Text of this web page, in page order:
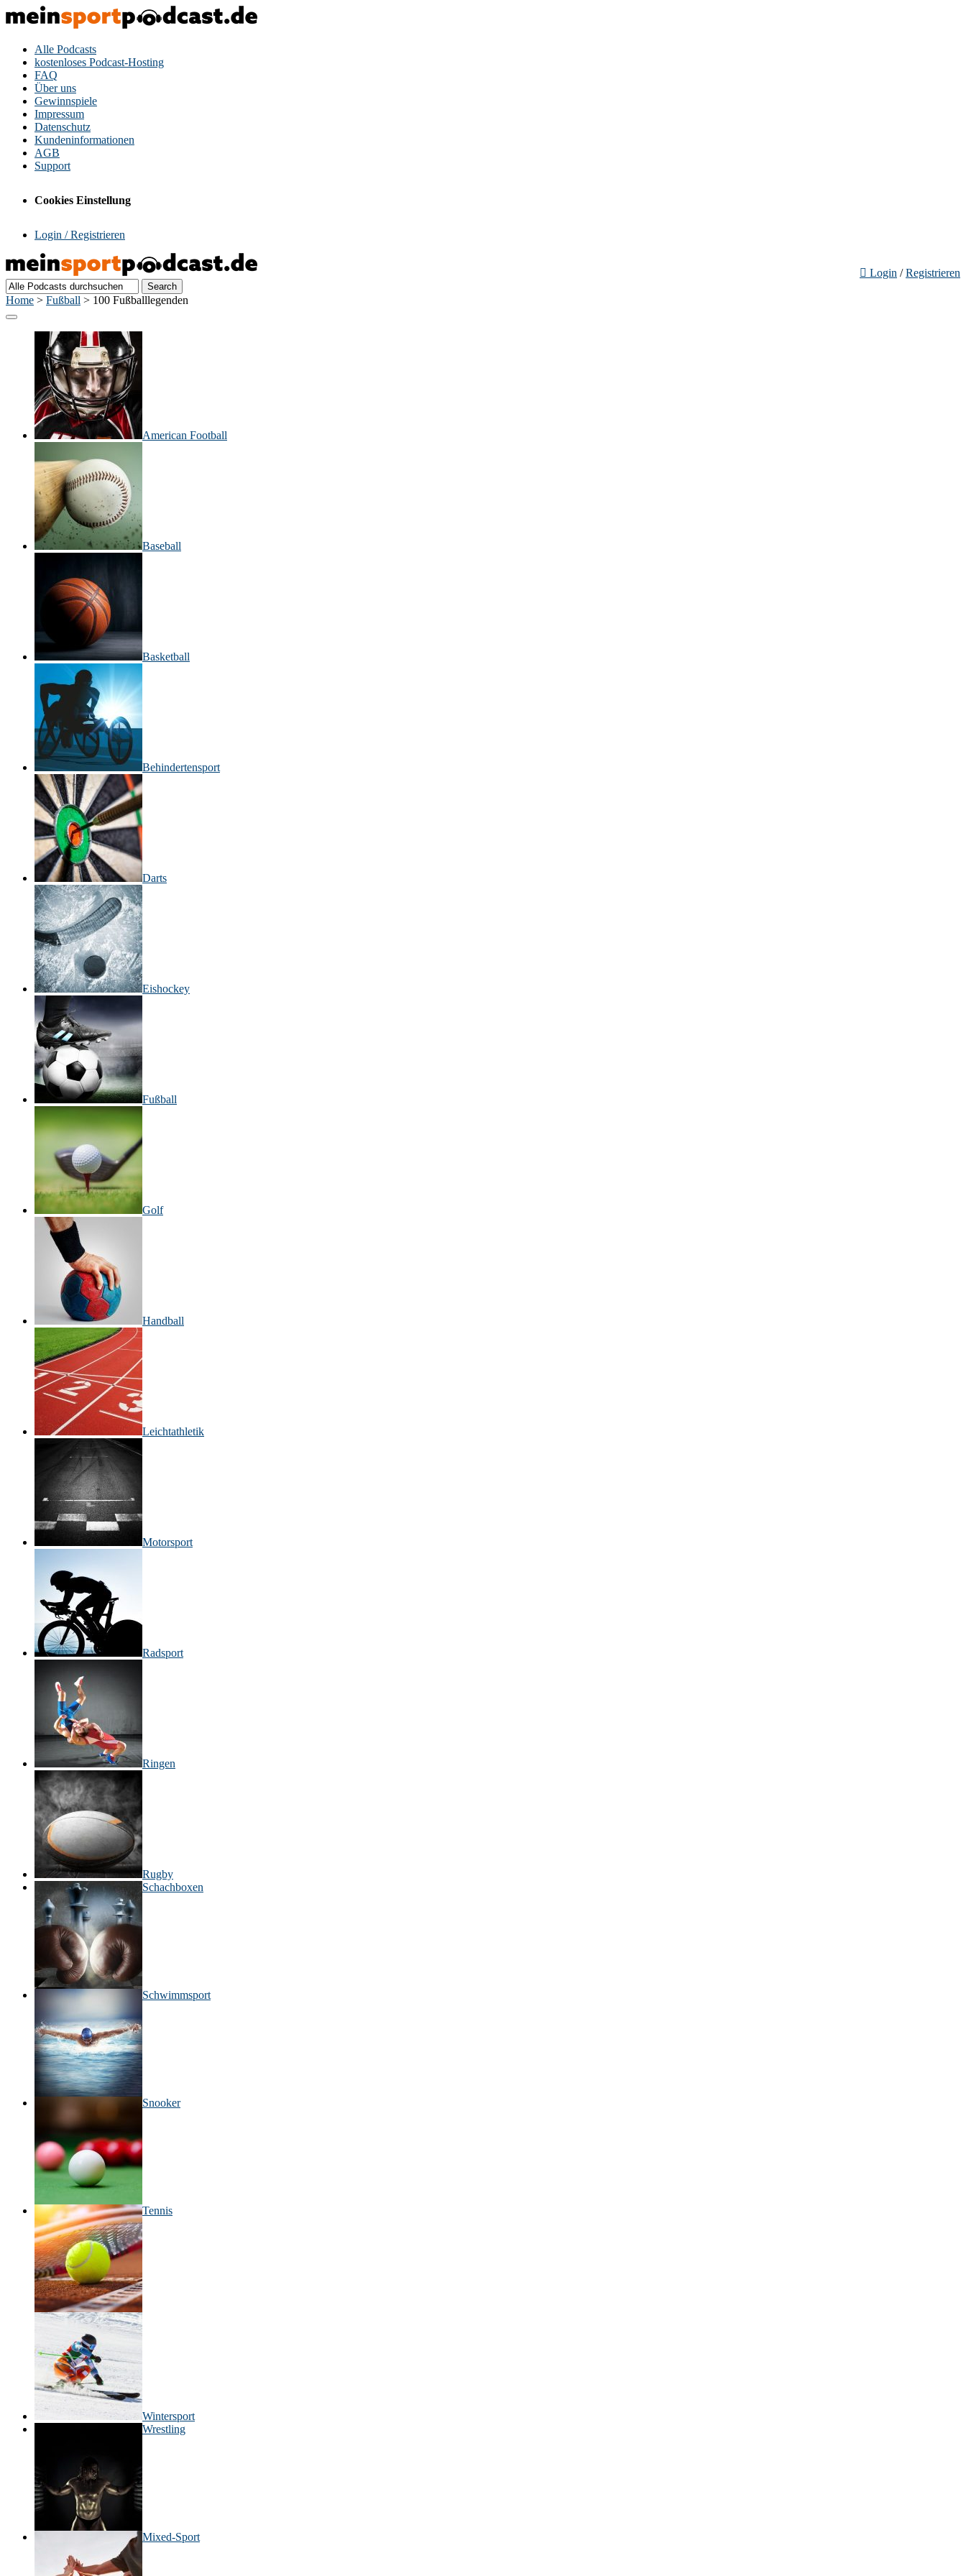
Alle Podcasts
kostenloses Podcast-Hosting
FAQ
Über uns
Gewinnspiele
Impressum
Datenschutz
Kundeninformationen
AGB
Support
Cookies Einstellung
Login / Registrieren
Login /Registrieren
Home > Fußball > 100 Fußballlegenden
American Football
Baseball
Basketball
Behinderten­sport
Darts
Eishockey
Fußball
Golf
Handball
Leichtathletik
Motorsport
Radsport
Ringen
Rugby
Schachboxen
Schwimmsport
Snooker
Tennis
Wintersport
Wrestling
Mixed-Sport